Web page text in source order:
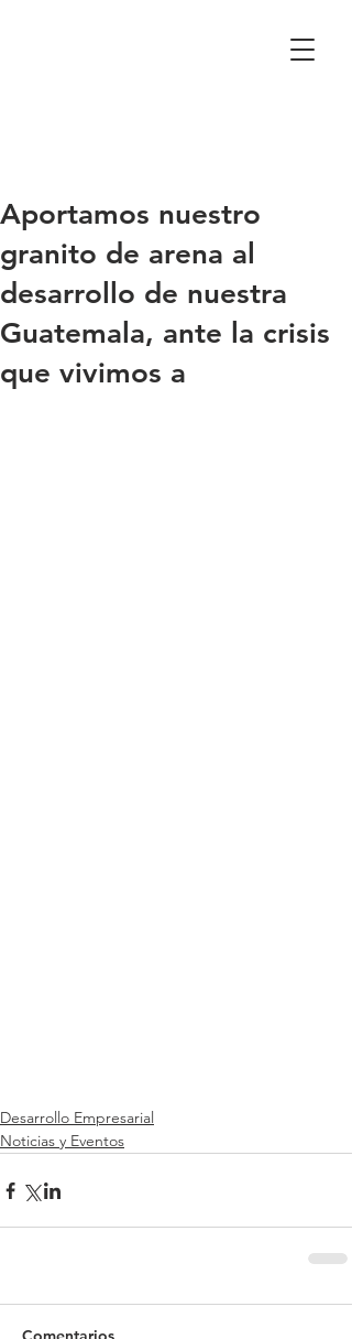
Aportamos nuestro
granito de arena al
desarrollo de nuestra
Guatemala, ante la crisis
que vivimos a
Desarrollo Empresarial
Noticias y Eventos